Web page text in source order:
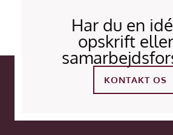
Har du en
opskrift
KONTAKT OS